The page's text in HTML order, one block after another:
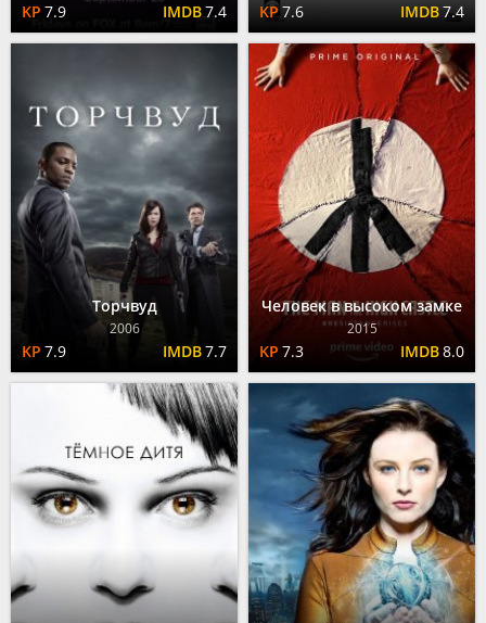
7.9 7.4 7.6 7.4
Торчвуд
2006
7.9 7.7
Человек в высоком замке
2015
7.3 8.0